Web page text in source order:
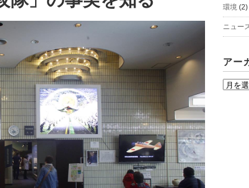
環境 (2)
ニュー
アー
ア